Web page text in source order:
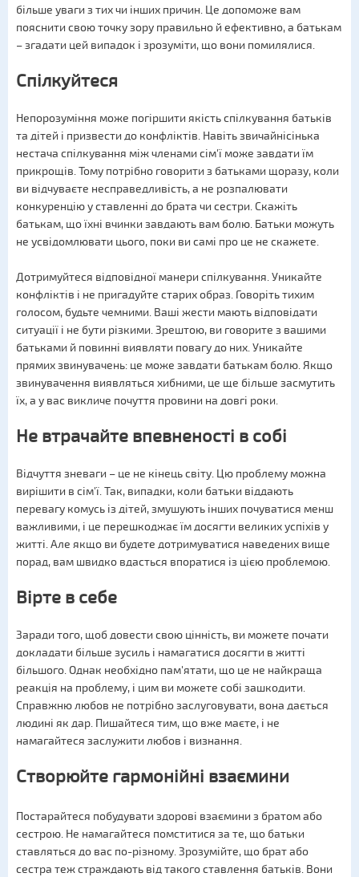
більше уваги з тих чи інших причин. Це допоможе вам
пояснити свою точку зору правильно й ефективно, а батькам
– згадати цей випадок і зрозуміти, що вони помилялися.
Спілкуйтеся
Непорозуміння може погіршити якість спілкування батьків
та дітей і призвести до конфліктів. Навіть звичайнісінька
нестача спілкування між членами сім'ї може завдати їм
прикрощів. Тому потрібно говорити з батьками щоразу, коли
ви відчуваєте несправедливість, а не розпалювати
конкуренцію у ставленні до брата чи сестри. Скажіть
батькам, що їхні вчинки завдають вам болю. Батьки можуть
не усвідомлювати цього, поки ви самі про це не скажете.
Дотримуйтеся відповідної манери спілкування. Уникайте
конфліктів і не пригадуйте старих образ. Говоріть тихим
голосом, будьте чемними. Ваші жести мають відповідати
ситуації і не бути різкими. Зрештою, ви говорите з вашими
батьками й повинні виявляти повагу до них. Уникайте
прямих звинувачень: це може завдати батькам болю. Якщо
звинувачення виявляться хибними, це ще більше засмутить
їх, а у вас викличе почуття провини на довгі роки.
Не втрачайте впевненості в собі
Відчуття зневаги – це не кінець світу. Цю проблему можна
вирішити в сім'ї. Так, випадки, коли батьки віддають
перевагу комусь із дітей, змушують інших почуватися менш
важливими, і це перешкоджає їм досягти великих успіхів у
житті. Але якщо ви будете дотримуватися наведених вище
порад, вам швидко вдасться впоратися із цією проблемою.
Вірте в себе
Заради того, щоб довести свою цінність, ви можете почати
докладати більше зусиль і намагатися досягти в житті
більшого. Однак необхідно пам'ятати, що це не найкраща
реакція на проблему, і цим ви можете собі зашкодити.
Справжню любов не потрібно заслуговувати, вона дається
людині як дар. Пишайтеся тим, що вже маєте, і не
намагайтеся заслужити любов і визнання.
Створюйте гармонійні взаємини
Постарайтеся побудувати здорові взаємини з братом або
сестрою. Не намагайтеся помститися за те, що батьки
ставляться до вас по-різному. Зрозумійте, що брат або
сестра теж страждають від такого ставлення батьків. Вони